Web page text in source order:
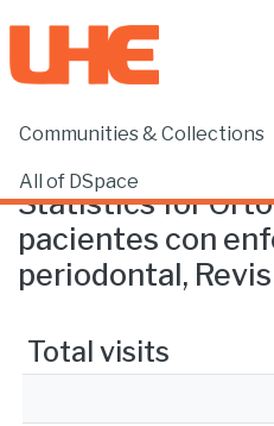
Communities & Collections
All of DSpace
Home Statistics
Statistics for
pacientes con
periodontal,
Total visits